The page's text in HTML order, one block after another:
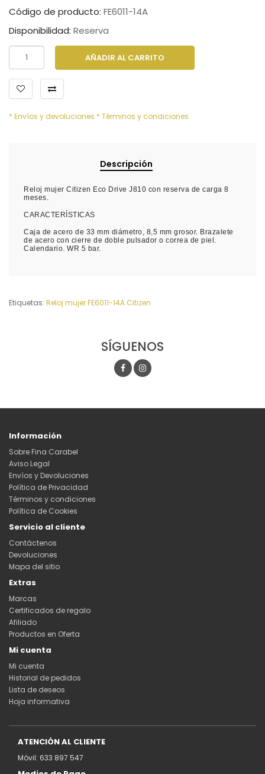
Código de producto: FE6011-14A
Disponibilidad: Reserva
AÑADIR AL CARRITO
* Envíos y devoluciones * Términos y condiciones
Descripción
Reloj mujer Citizen Eco Drive J810 con reserva de carga 8
meses.
CARACTERÍSTICAS
Caja de acero de 33 mm diámetro, 8,5 mm grosor. Brazalete
de acero con cierre de doble pulsador o correa de piel.
Calendario. WR 5 bar.
Etiquetas: Reloj mujer FE6011-14A Citizen
SÍGUENOS
Información
Sobre Fina Carabel
Aviso Legal
Envíos y Devoluciones
Política de Privacidad
Términos y condiciones
Política de Cookies
Servicio al cliente
Contáctenos
Devoluciones
Mapa del sitio
Extras
Marcas
Certificados de regalo
Afiliado
Productos en Oferta
Mi cuenta
Mi cuenta
Historial de pedidos
Lista de deseos
Hoja informativa
ATENCIÓN AL CLIENTE
Móvil: 633 897 547